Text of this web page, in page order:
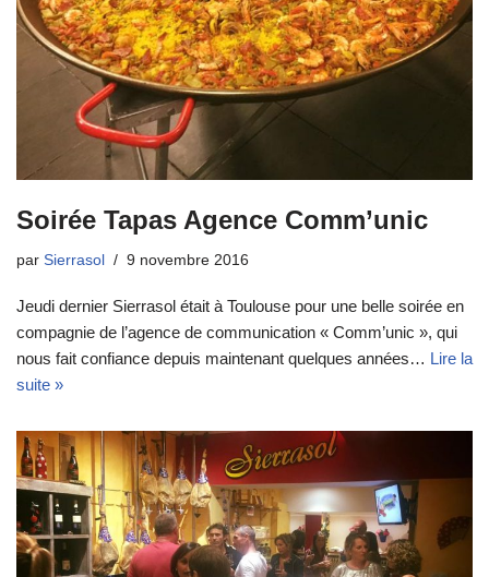
Soirée Tapas Agence Comm’unic
par Sierrasol 9 novembre 2016
Jeudi dernier Sierrasol était à Toulouse pour une belle soirée en
compagnie de l’agence de communication « Comm’unic », qui
nous fait confiance depuis maintenant quelques années… Lire la
suite »